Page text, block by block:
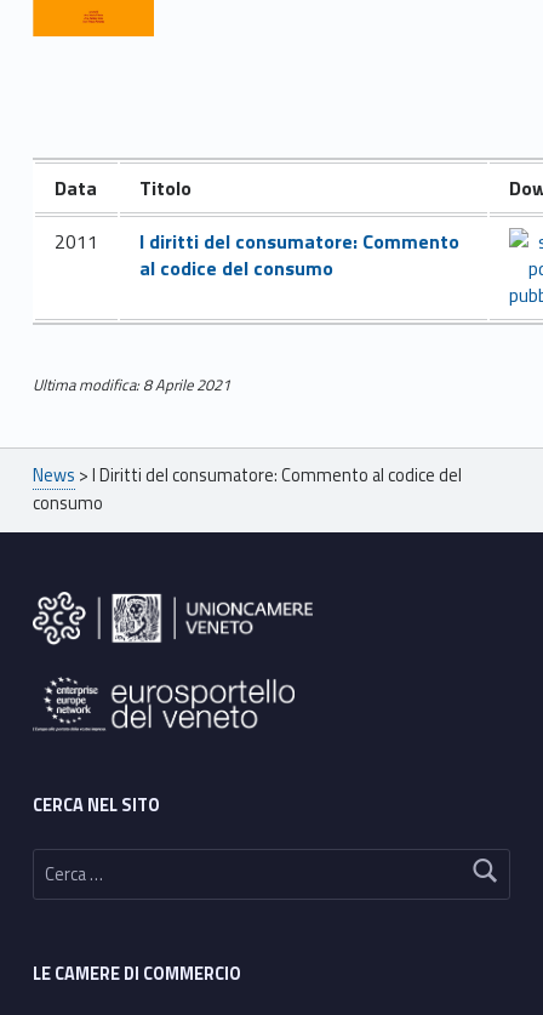
r
t
i
e
l
o
n
u
m
a
o
r
e
:
Data Titolo
2011
I diritti del consumatore: Commento
al codice del consumo
Ultima modifica: 8 Aprile 2021
Skip back to main navigation
Breadcrumbs navigation
News >I Diritti del consumatore: Commento al codice del
consumo
CERCA NEL SITO
Ricerca per:
LE CAMERE DI COMMERCIO